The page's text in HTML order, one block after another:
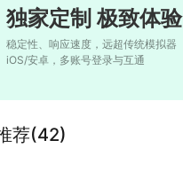
独家定制 极致体验
稳定性、响应速度，远超传统模拟器
iOS/安卓，多账号登录与互通
荐(42)